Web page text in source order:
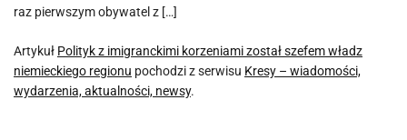
raz pierwszym obywatel z […]
Artykuł Polityk z imigranckimi korzeniami został szefem władz
niemieckiego regionu pochodzi z serwisu Kresy – wiadomości,
wydarzenia, aktualności, newsy.